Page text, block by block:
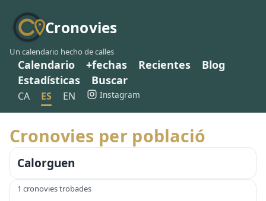
Cronovies
Un calendario hecho de calles
Calendario +fechas Recientes
Blog
Estadísticas
Buscar
CA ES EN Instagram
Cronovies per població
Calorguen
1 cronovies trobades